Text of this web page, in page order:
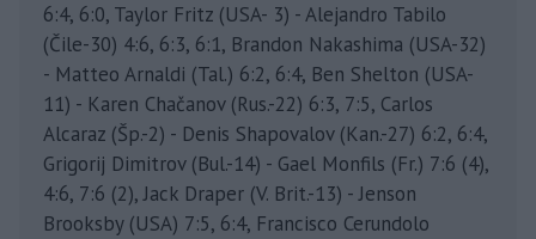
6:4, 6:0, Taylor Fritz (USA- 3) - Alejandro Tabilo
(Čile-30) 4:6, 6:3, 6:1, Brandon Nakashima (USA-32)
- Matteo Arnaldi (Tal.) 6:2, 6:4, Ben Shelton (USA-
11) - Karen Chačanov (Rus.-22) 6:3, 7:5, Carlos
Alcaraz (Šp.-2) - Denis Shapovalov (Kan.-27) 6:2, 6:4,
Grigorij Dimitrov (Bul.-14) - Gael Monfils (Fr.) 7:6 (4),
4:6, 7:6 (2), Jack Draper (V. Brit.-13) - Jenson
Brooksby (USA) 7:5, 6:4, Francisco Cerundolo